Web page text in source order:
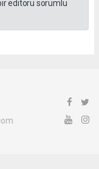
editörü sorumlu